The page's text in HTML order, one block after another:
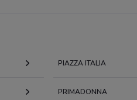
PIAZZA ITALIA
PRIMADONNA